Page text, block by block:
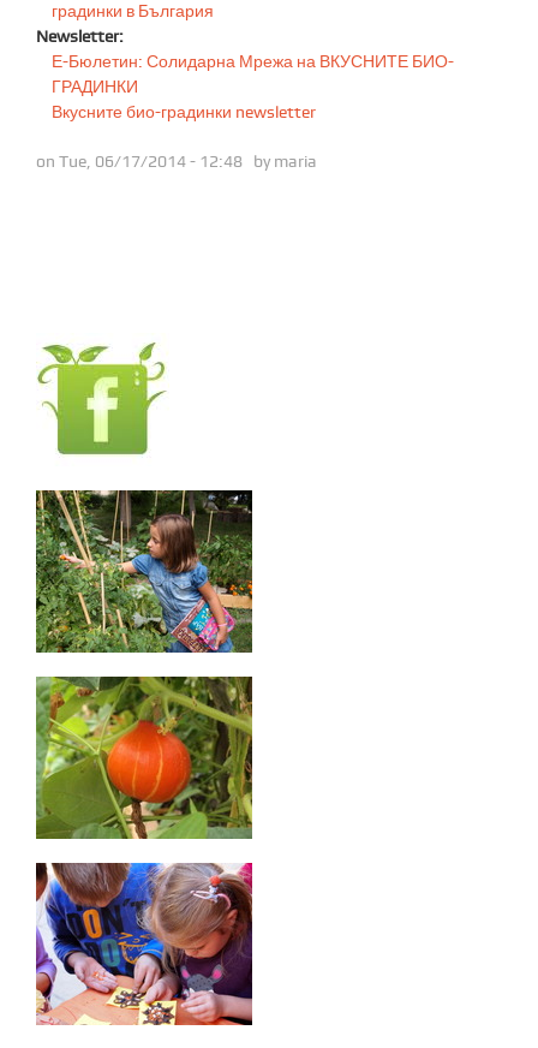
градинки в България
Newsletter:
Е-Бюлетин: Солидарна Мрежа на ВКУСНИТЕ БИО-
ГРАДИНКИ
Вкусните био-градинки newsletter
on Tue, 06/17/2014 - 12:48 by maria